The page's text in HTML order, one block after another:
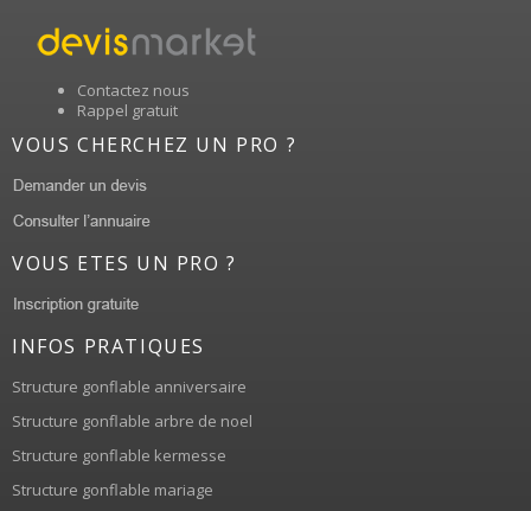
Contactez nous
Rappel gratuit
VOUS CHERCHEZ UN PRO ?
VOUS ETES UN PRO ?
INFOS PRATIQUES
Structure gonflable anniversaire
Structure gonflable arbre de noel
Structure gonflable kermesse
Structure gonflable mariage